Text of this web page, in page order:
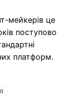
мейкерів це
поступово
платформ.